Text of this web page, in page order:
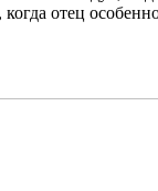
отец